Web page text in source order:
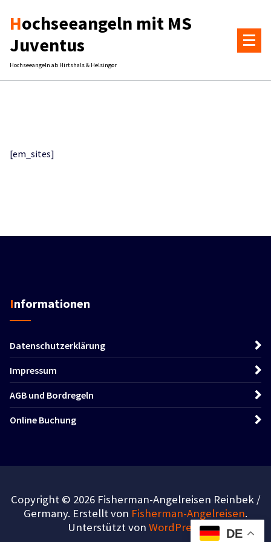
Inhalt
Hochseeangeln mit MS
Juventus
Hochseeangeln ab Hirtshals & Helsingør
[em_sites]
Informationen
Datenschutzerklärung
Impressum
AGB und Bordregeln
Online Buchung
Copyright © 2026 Fisherman-Angelreisen Reinbek /
Germany. Erstellt von Fisherman-Angelreisen.
Unterstützt von WordPress. DE